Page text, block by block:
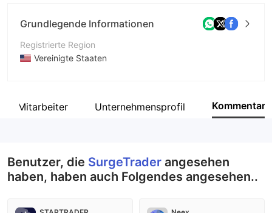
Grundlegende Informationen
Registrierte Region
Vereinigte Staaten
Unternehmen
Mitarbeiter Unternehmensprofil Kommentar
Benutzer, die SurgeTrader angesehen
haben, haben auch Folgendes angesehen..